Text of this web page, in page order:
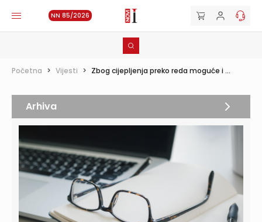
NN 85/2026
Početna > Vijesti > Zbog cijepljenja preko reda moguće i ...
Arhiva